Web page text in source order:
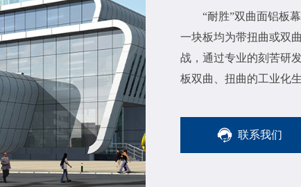
“耐胜”双曲面铝板
一块板均为带扭曲或双
战，通过专业的刻苦研
板双曲、扭曲的工业化
联系我们